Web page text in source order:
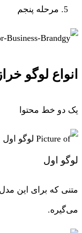
مرحله پنجم
انواع لوگو
یک دو خط محتوا
لوگو اول
متنی که برای این
می‌گیره.